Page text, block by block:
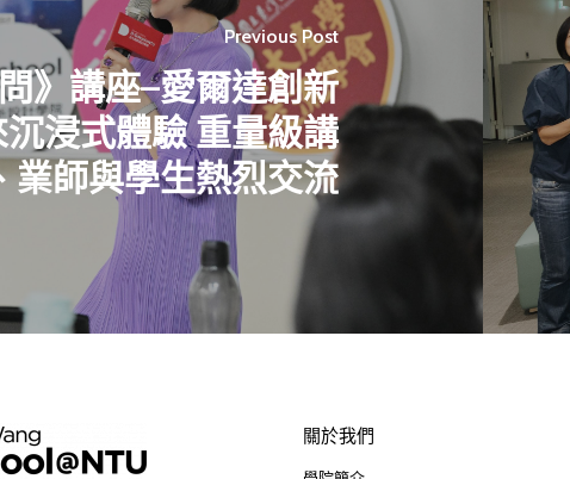
Previous Post
》講座–愛爾達創新
浸式體驗 重量級講
業師與學生熱烈交流
關於我們